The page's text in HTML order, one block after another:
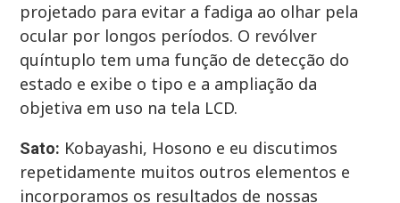
projetado para evitar a fadiga ao olhar pela
ocular por longos períodos. O revólver
quíntuplo tem uma função de detecção do
estado e exibe o tipo e a ampliação da
objetiva em uso na tela LCD.
Sato: Kobayashi, Hosono e eu discutimos
repetidamente muitos outros elementos e
incorporamos os resultados de nossas